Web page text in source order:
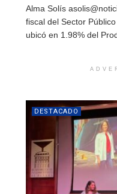
Alma Solís
fiscal del Sector
ubicó en 1.98% del
DESTACADO